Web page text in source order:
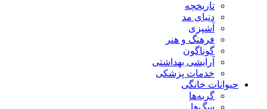
تاریخچه
دنیای مد
آشپزی
فرهنگ و هنر
گوناگون
آرایشی بهداشتی
خدمات پزشکی
حیوانات خانگی
گربه‌ها
سگ‌ها